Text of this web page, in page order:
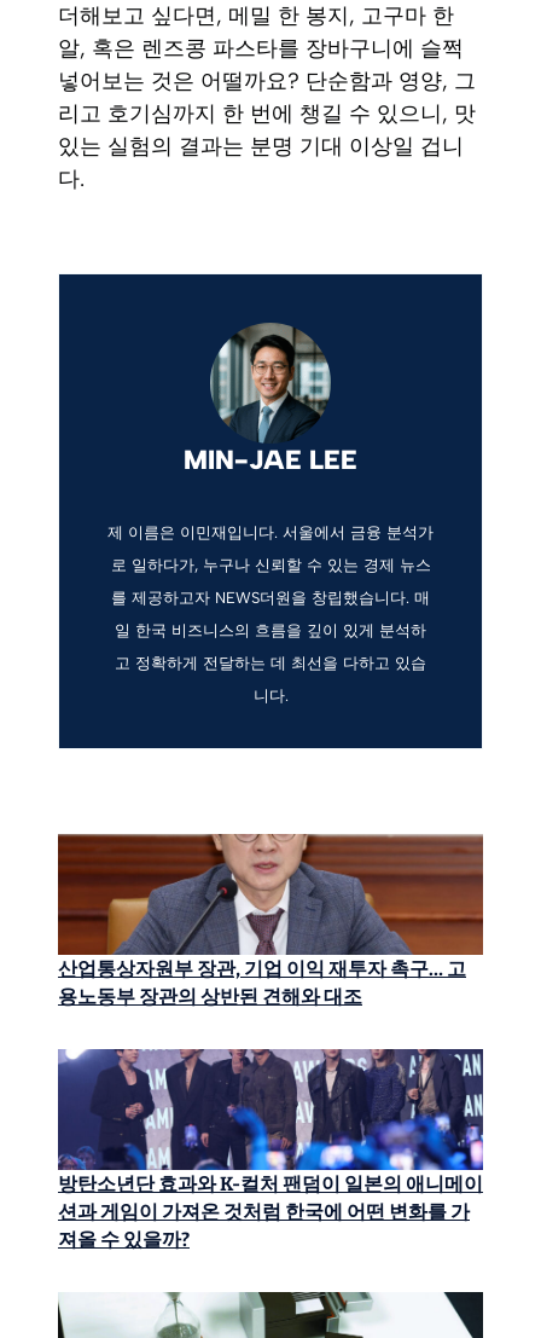
더해보고 싶다면, 메밀 한 봉지, 고구마 한
알, 혹은 렌즈콩 파스타를 장바구니에 슬쩍
넣어보는 것은 어떨까요? 단순함과 영양, 그
리고 호기심까지 한 번에 챙길 수 있으니, 맛
있는 실험의 결과는 분명 기대 이상일 겁니
다.
MIN-JAE LEE
제 이름은 이민재입니다. 서울에서 금융 분석가
로 일하다가, 누구나 신뢰할 수 있는 경제 뉴스
를 제공하고자 NEWS더원을 창립했습니다. 매
일 한국 비즈니스의 흐름을 깊이 있게 분석하
고 정확하게 전달하는 데 최선을 다하고 있습
니다.
산업통상자원부 장관, 기업 이익 재투자 촉구… 고
용노동부 장관의 상반된 견해와 대조
방탄소년단 효과와 K-컬처 팬덤이 일본의 애니메이
션과 게임이 가져온 것처럼 한국에 어떤 변화를 가
져올 수 있을까?